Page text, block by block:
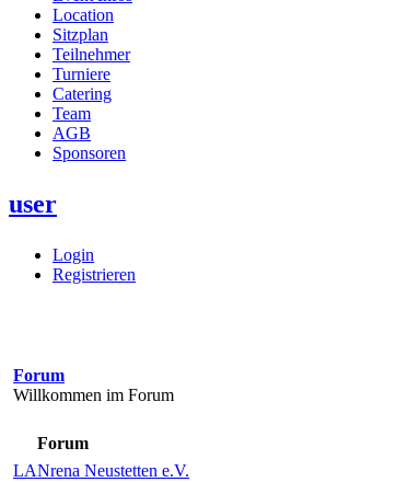
Location
Sitzplan
Teilnehmer
Turniere
Catering
Team
AGB
Sponsoren
user
Login
Registrieren
Forum
Willkommen im Forum
Forum
LANrena Neustetten e.V.